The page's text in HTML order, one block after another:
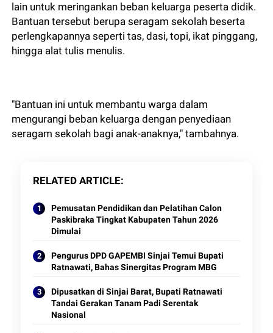
lain untuk meringankan beban keluarga peserta didik.
Bantuan tersebut berupa seragam sekolah beserta
perlengkapannya seperti tas, dasi, topi, ikat pinggang,
hingga alat tulis menulis.
"Bantuan ini untuk membantu warga dalam
mengurangi beban keluarga dengan penyediaan
seragam sekolah bagi anak-anaknya," tambahnya.
RELATED ARTICLE
Pemusatan Pendidikan dan Pelatihan Calon
Paskibraka Tingkat Kabupaten Tahun 2026
Dimulai
Pengurus DPD GAPEMBI Sinjai Temui Bupati
Ratnawati, Bahas Sinergitas Program MBG
Dipusatkan di Sinjai Barat, Bupati Ratnawati
Tandai Gerakan Tanam Padi Serentak
Nasional